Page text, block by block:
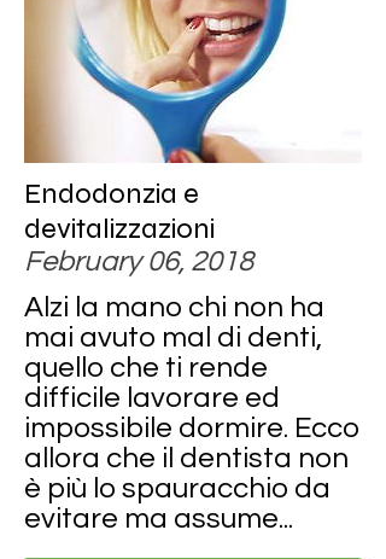
Endodonzia e
devitalizzazioni
February 06, 2018
Alzi la mano chi non ha
mai avuto mal di denti,
quello che ti rende
difficile lavorare ed
impossibile dormire. Ecco
allora che il dentista non
è più lo spauracchio da
evitare ma assume...